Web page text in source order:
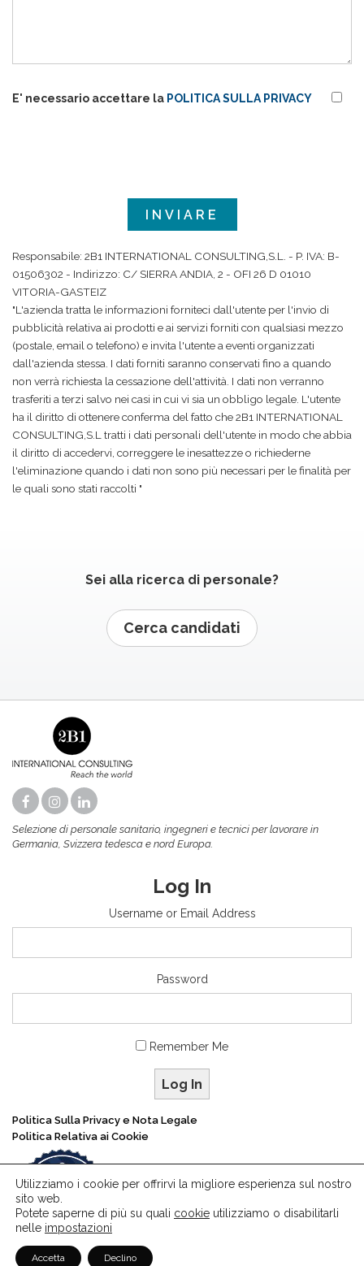
E' necessario accettare la POLITICA SULLA PRIVACY
Responsabile: 2B1 INTERNATIONAL CONSULTING,S.L. - P. IVA: B-
01506302 - Indirizzo: C/ SIERRA ANDIA, 2 - OFI 26 D 01010
VITORIA-GASTEIZ
"L'azienda tratta le informazioni forniteci dall'utente per l'invio di
pubblicità relativa ai prodotti e ai servizi forniti con qualsiasi mezzo
(postale, email o telefono) e invita l'utente a eventi organizzati
dall'azienda stessa. I dati forniti saranno conservati fino a quando
non verrà richiesta la cessazione dell'attività. I dati non verranno
trasferiti a terzi salvo nei casi in cui vi sia un obbligo legale. L'utente
ha il diritto di ottenere conferma del fatto che 2B1 INTERNATIONAL
CONSULTING,S.L tratti i dati personali dell'utente in modo che abbia
il diritto di accedervi, correggere le inesattezze o richiederne
l'eliminazione quando i dati non sono più necessari per le finalità per
le quali sono stati raccolti "
Sei alla ricerca di personale?
Cerca candidati
Selezione di personale sanitario, ingegneri e tecnici per lavorare in
Germania, Svizzera tedesca e nord Europa.
Log In
Username or Email Address
Password
Remember Me
Log In
Politica Sulla Privacy e Nota Legale
Politica Relativa ai Cookie
Utilizziamo i cookie per offrirvi la migliore esperienza sul nostro
sito web.
Potete saperne di più su quali cookie utilizziamo o disabilitarli
nelle impostazioni
Accetta Declino